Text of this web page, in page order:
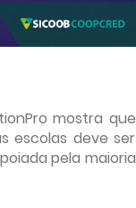
mostra que
escolas deve ser
pela maioria